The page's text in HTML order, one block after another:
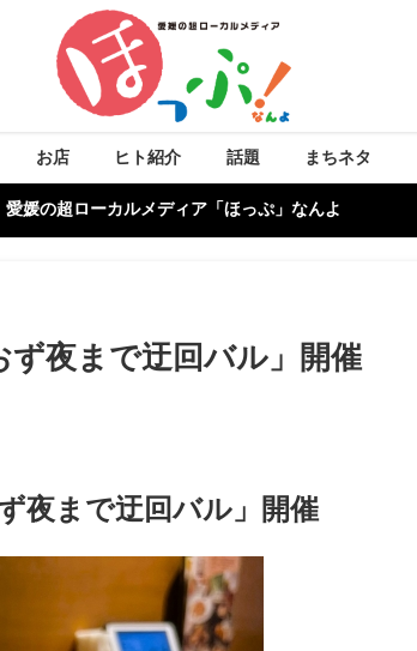
お店 ヒト紹介 話題 まちネタ
愛媛の超ローカルメディア「ほっぷ」なんよ
ず夜まで迂回バル」開催
夜まで迂回バル」開催